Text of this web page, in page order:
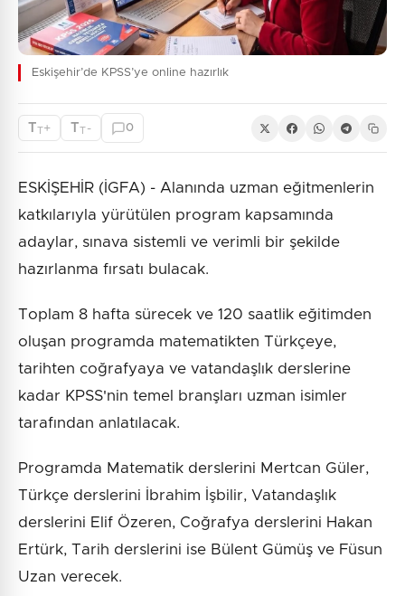
Eskişehir’de KPSS’ye online hazırlık
TT+ TT - 0
ESKİŞEHİR (İGFA) - Alanında uzman eğitmenlerin
katkılarıyla yürütülen program kapsamında
adaylar, sınava sistemli ve verimli bir şekilde
hazırlanma fırsatı bulacak.
Toplam 8 hafta sürecek ve 120 saatlik eğitimden
oluşan programda matematikten Türkçeye,
tarihten coğrafyaya ve vatandaşlık derslerine
kadar KPSS'nin temel branşları uzman isimler
tarafından anlatılacak.
Programda Matematik derslerini Mertcan Güler,
Türkçe derslerini İbrahim İşbilir, Vatandaşlık
derslerini Elif Özeren, Coğrafya derslerini Hakan
Ertürk, Tarih derslerini ise Bülent Gümüş ve Füsun
Uzan verecek.